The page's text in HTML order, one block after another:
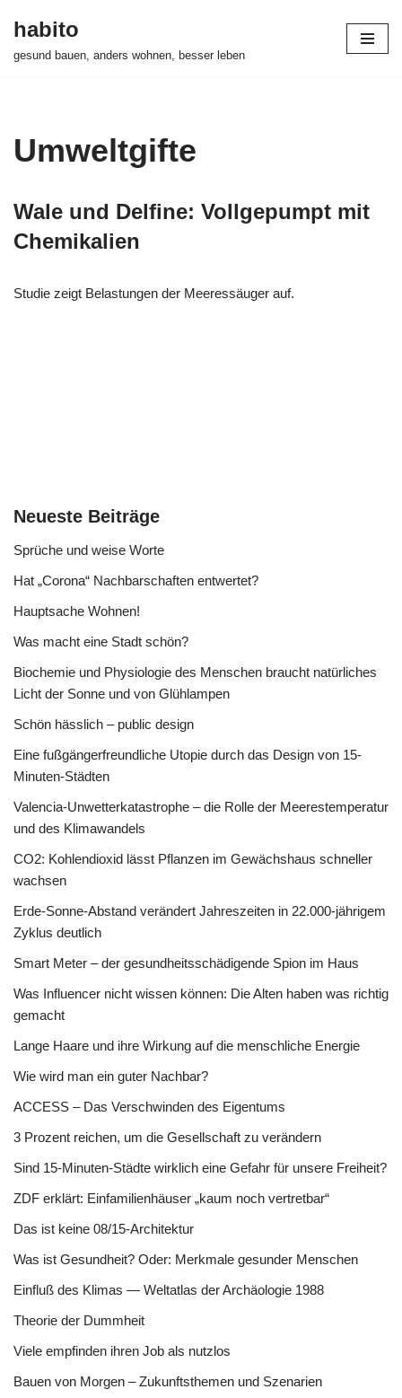
habito
gesund bauen, anders wohnen, besser leben
Umweltgifte
Wale und Delfine: Vollgepumpt mit
Chemikalien
Studie zeigt Belastungen der Meeressäuger auf.
Neueste Beiträge
Sprüche und weise Worte
Hat „Corona“ Nachbarschaften entwertet?
Hauptsache Wohnen!
Was macht eine Stadt schön?
Biochemie und Physiologie des Menschen braucht natürliches
Licht der Sonne und von Glühlampen
Schön hässlich – public design
Eine fußgängerfreundliche Utopie durch das Design von 15-
Minuten-Städten
Valencia-Unwetterkatastrophe – die Rolle der Meerestemperatur
und des Klimawandels
CO2: Kohlendioxid lässt Pflanzen im Gewächshaus schneller
wachsen
Erde-Sonne-Abstand verändert Jahreszeiten in 22.000-jährigem
Zyklus deutlich
Smart Meter – der gesundheitsschädigende Spion im Haus
Was Influencer nicht wissen können: Die Alten haben was richtig
gemacht
Lange Haare und ihre Wirkung auf die menschliche Energie
Wie wird man ein guter Nachbar?
ACCESS – Das Verschwinden des Eigentums
3 Prozent reichen, um die Gesellschaft zu verändern
Sind 15-Minuten-Städte wirklich eine Gefahr für unsere Freiheit?
ZDF erklärt: Einfamilienhäuser „kaum noch vertretbar“
Das ist keine 08/15-Architektur
Was ist Gesundheit? Oder: Merkmale gesunder Menschen
Einfluß des Klimas — Weltatlas der Archäologie 1988
Theorie der Dummheit
Viele empfinden ihren Job als nutzlos
Bauen von Morgen – Zukunftsthemen und Szenarien